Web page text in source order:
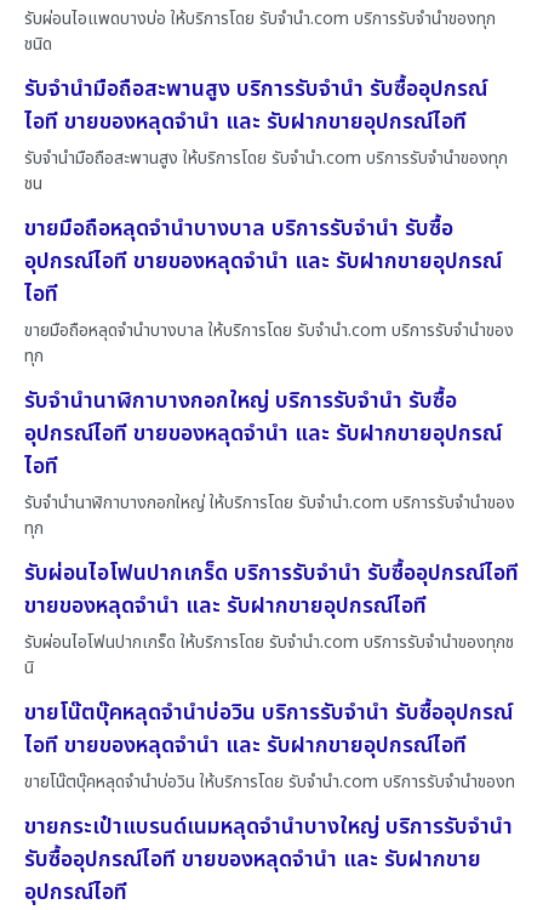
รับผ่อนไอแพดบางบ่อ ให้บริการโดย รับจํานํา.com บริการรับจำนำของทุก
ชนิด
รับจำนำมือถือสะพานสูง บริการรับจำนำ รับซื้ออุปกรณ์
ไอที ขายของหลุดจำนำ และ รับฝากขายอุปกรณ์ไอที
รับจำนำมือถือสะพานสูง ให้บริการโดย รับจํานํา.com บริการรับจำนำของทุก
ชน
ขายมือถือหลุดจำนำบางบาล บริการรับจำนำ รับซื้อ
อุปกรณ์ไอที ขายของหลุดจำนำ และ รับฝากขายอุปกรณ์
ไอที
ขายมือถือหลุดจำนำบางบาล ให้บริการโดย รับจํานํา.com บริการรับจำนำของ
ทุก
รับจำนำนาฬิกาบางกอกใหญ่ บริการรับจำนำ รับซื้อ
อุปกรณ์ไอที ขายของหลุดจำนำ และ รับฝากขายอุปกรณ์
ไอที
รับจำนำนาฬิกาบางกอกใหญ่ ให้บริการโดย รับจํานํา.com บริการรับจำนำของ
ทุก
รับผ่อนไอโฟนปากเกร็ด บริการรับจำนำ รับซื้ออุปกรณ์ไอที
ขายของหลุดจำนำ และ รับฝากขายอุปกรณ์ไอที
รับผ่อนไอโฟนปากเกร็ด ให้บริการโดย รับจํานํา.com บริการรับจำนำของทุกช
นิ
ขายโน๊ตบุ๊คหลุดจำนำบ่อวิน บริการรับจำนำ รับซื้ออุปกรณ์
ไอที ขายของหลุดจำนำ และ รับฝากขายอุปกรณ์ไอที
ขายโน๊ตบุ๊คหลุดจำนำบ่อวิน ให้บริการโดย รับจํานํา.com บริการรับจำนำของท
ขายกระเป๋าแบรนด์เนมหลุดจำนำบางใหญ่ บริการรับจำนำ
รับซื้ออุปกรณ์ไอที ขายของหลุดจำนำ และ รับฝากขาย
อุปกรณ์ไอที